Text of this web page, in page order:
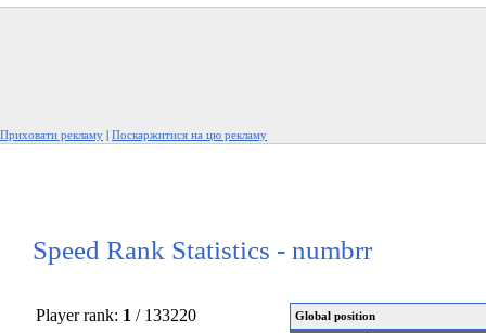
Приховати рекламу | Поскаржитися на цю рекламу
Speed Rank Statistics - numbrr
Player rank: 1 / 133220
Global position